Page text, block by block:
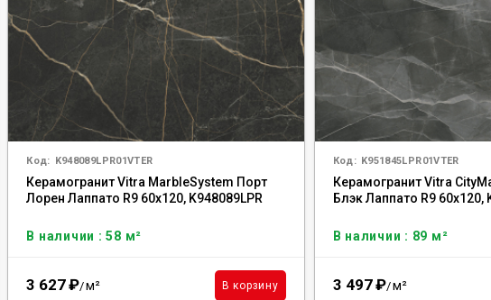
Код: K948089LPR01VTER
Керамогранит Vitra MarbleSystem Порт
Лорен Лаппато R9 60x120, K948089LPR
В наличии : 58 м²
3 627₽/м² В корзину
Код: K951845LPR01VTER
Керамогранит Vitra
Блэк Лаппато R9 60x120,
В наличии : 89 м²
3 497₽/м²